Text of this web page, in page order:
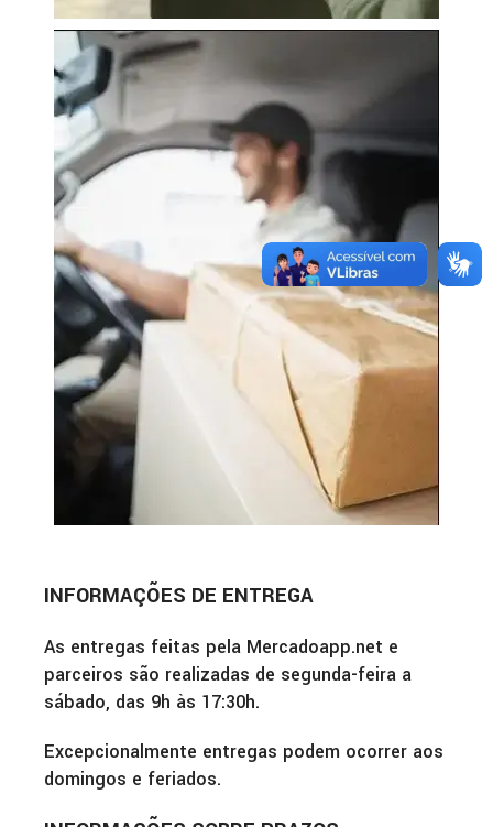
INFORMAÇÕES DE ENTREGA
As entregas feitas pela Mercadoapp.net e
parceiros são realizadas de segunda-feira a
sábado, das 9h às 17:30h.
Excepcionalmente entregas podem ocorrer aos
domingos e feriados.